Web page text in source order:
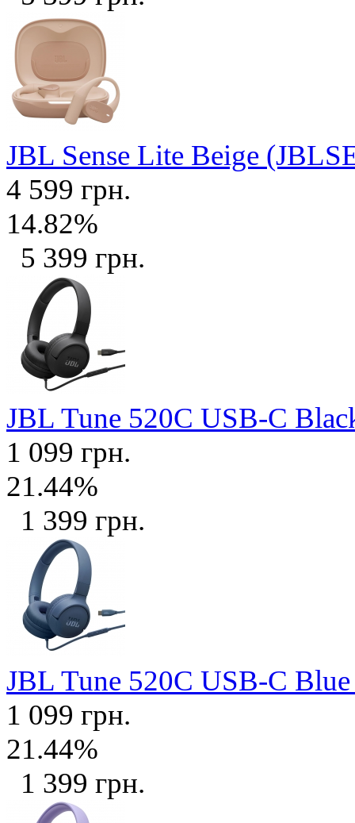
JBL Sense Lite Beige
4 599 грн.
14.82%
5 399 грн.
JBL Tune 520C USB-C
1 099 грн.
21.44%
1 399 грн.
JBL Tune 520C USB-C
1 099 грн.
21.44%
1 399 грн.